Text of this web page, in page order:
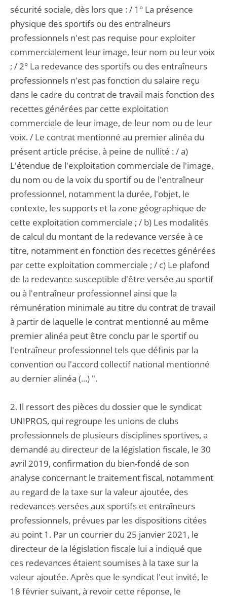
sécurité sociale, dès lors que : / 1° La présence
physique des sportifs ou des entraîneurs
professionnels n'est pas requise pour exploiter
commercialement leur image, leur nom ou leur voix
; / 2° La redevance des sportifs ou des entraîneurs
professionnels n'est pas fonction du salaire reçu
dans le cadre du contrat de travail mais fonction des
recettes générées par cette exploitation
commerciale de leur image, de leur nom ou de leur
voix. / Le contrat mentionné au premier alinéa du
présent article précise, à peine de nullité : / a)
L'étendue de l'exploitation commerciale de l'image,
du nom ou de la voix du sportif ou de l'entraîneur
professionnel, notamment la durée, l'objet, le
contexte, les supports et la zone géographique de
cette exploitation commerciale ; / b) Les modalités
de calcul du montant de la redevance versée à ce
titre, notamment en fonction des recettes générées
par cette exploitation commerciale ; / c) Le plafond
de la redevance susceptible d'être versée au sportif
ou à l'entraîneur professionnel ainsi que la
rémunération minimale au titre du contrat de travail
à partir de laquelle le contrat mentionné au même
premier alinéa peut être conclu par le sportif ou
l'entraîneur professionnel tels que définis par la
convention ou l'accord collectif national mentionné
au dernier alinéa (...) ".
2. Il ressort des pièces du dossier que le syndicat
UNIPROS, qui regroupe les unions de clubs
professionnels de plusieurs disciplines sportives, a
demandé au directeur de la législation fiscale, le 30
avril 2019, confirmation du bien-fondé de son
analyse concernant le traitement fiscal, notamment
au regard de la taxe sur la valeur ajoutée, des
redevances versées aux sportifs et entraîneurs
professionnels, prévues par les dispositions citées
au point 1. Par un courrier du 25 janvier 2021, le
directeur de la législation fiscale lui a indiqué que
ces redevances étaient soumises à la taxe sur la
valeur ajoutée. Après que le syndicat l'eut invité, le
18 février suivant, à revoir cette réponse, le